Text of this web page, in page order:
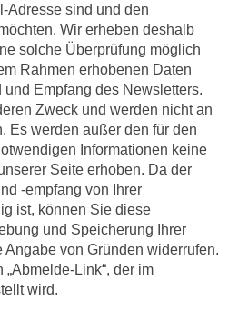
Adresse sind und den
Wir erheben deshalb
solche Überprüfung möglich
Rahmen erhobenen Daten
Empfang des Newsletters.
Zweck und werden nicht an
Es werden außer den für den
Informationen keine
Seite erhoben. Da der
-empfang von Ihrer
ist, können Sie diese
und Speicherung Ihrer
Angabe von Gründen widerrufen.
Link“, der im
wird.